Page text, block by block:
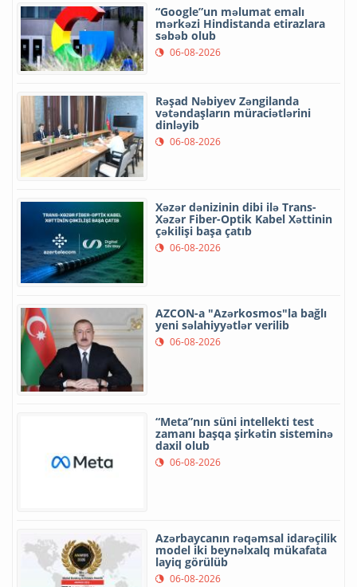
“Google”un məlumat emalı
mərkəzi Hindistanda etirazlara
səbəb olub
06-08-2026
Rəşad Nəbiyev Zəngilanda
vətəndaşların müraciətlərini
dinləyib
06-08-2026
Xəzər dənizinin dibi ilə Trans-
Xəzər Fiber-Optik Kabel Xəttinin
çəkilişi başa çatıb
06-08-2026
AZCON-a "Azərkosmos"la bağlı
yeni səlahiyyətlər verilib
06-08-2026
“Meta”nın süni intellekti test
zamanı başqa şirkətin sisteminə
daxil olub
06-08-2026
Azərbaycanın rəqəmsal idarəçilik
model iki beynəlxalq mükafata
layiq görülüb
06-08-2026